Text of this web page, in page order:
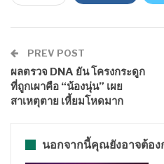
PREV POST
ผลตรวจ DNA ยัน โครงกระดูก
ที่ถูกเผาคือ “น้องนุ่น” เผย
สาเหตุตาย เหี้ยมโหดมาก
นอกจากนี้คุณยังอาจต้อง